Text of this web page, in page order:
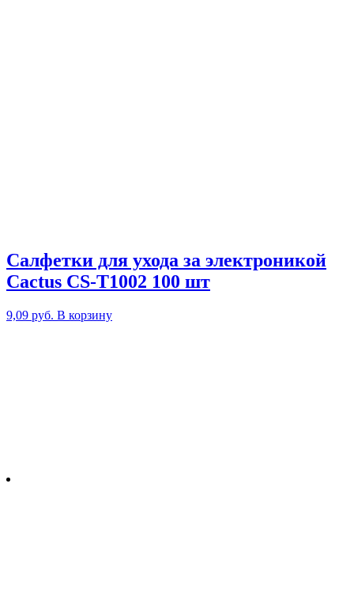
Салфетки для ухода за электроникой
Cactus CS-T1002 100 шт
9,09 руб. В корзину